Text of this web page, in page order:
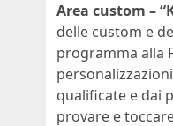
Area custom –
delle custom e
programma alla
qualificate e dai
provare e